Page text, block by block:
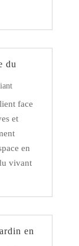
du
face
et
en
vivant
en